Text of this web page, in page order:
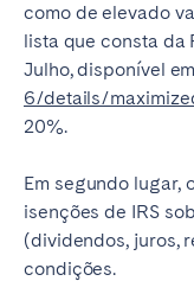
como de elevado
lista que consta da
Julho, disponível em
6/details/
20%.
Em segundo lugar,
isenções de IRS
(dividendos, juros,
condições.